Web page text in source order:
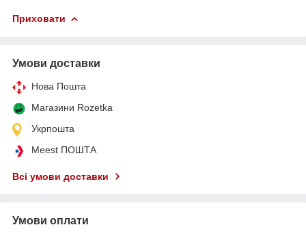
Приховати
Умови доставки
Нова Пошта
Магазини Rozetka
Укрпошта
Meest ПОШТА
Всі умови доставки
Умови оплати